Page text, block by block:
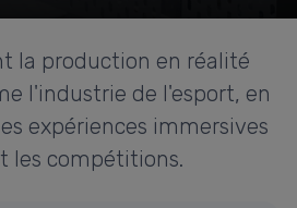
la production en réalité
l'industrie de l'esport, en
expériences immersives
les compétitions.